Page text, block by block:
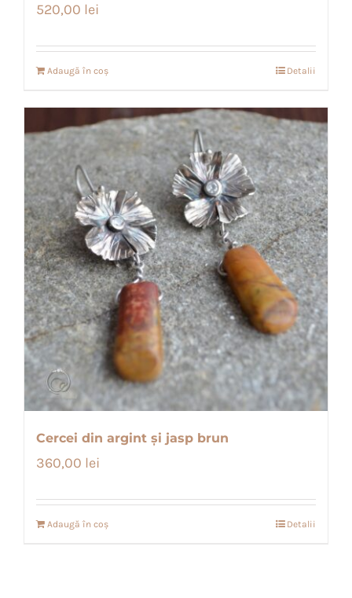
520,00 lei
Adaugă în coș Detalii
Cercei din argint și jasp brun
360,00 lei
Adaugă în coș Detalii